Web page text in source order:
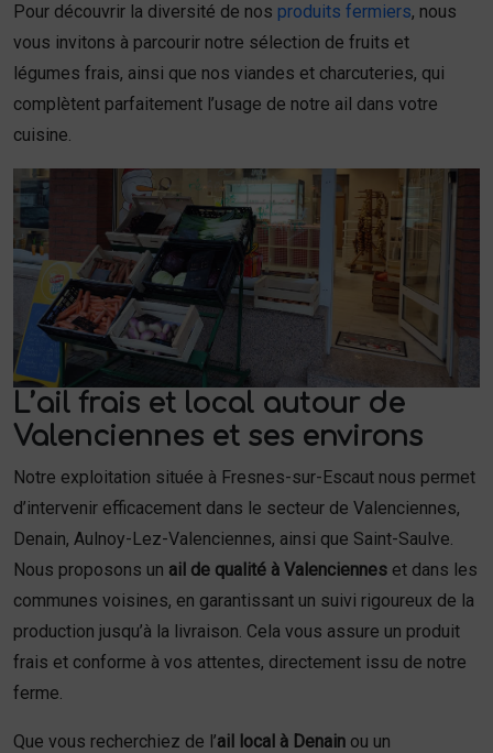
Pour découvrir la diversité de nos produits fermiers, nous
vous invitons à parcourir notre sélection de fruits et
légumes frais, ainsi que nos viandes et charcuteries, qui
complètent parfaitement l’usage de notre ail dans votre
cuisine.
L’ail frais et local autour de
Valenciennes et ses environs
Notre exploitation située à Fresnes-sur-Escaut nous permet
d’intervenir efficacement dans le secteur de Valenciennes,
Denain, Aulnoy-Lez-Valenciennes, ainsi que Saint-Saulve.
Nous proposons un ail de qualité à Valenciennes et dans les
communes voisines, en garantissant un suivi rigoureux de la
production jusqu’à la livraison. Cela vous assure un produit
frais et conforme à vos attentes, directement issu de notre
ferme.
Que vous recherchiez de l’ail local à Denain ou un